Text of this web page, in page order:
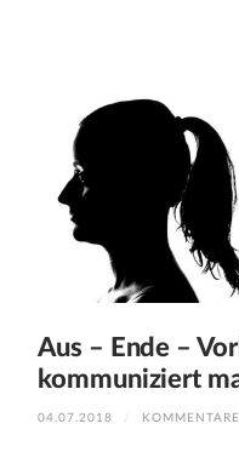
Aus – Ende –
kommuniziert
04.07.2018 /